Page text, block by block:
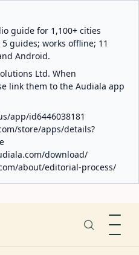
guide for 1,100+ cities
guides; works offline; 11
Android.
Ltd. When
link them to the Audiala app
app/id6446038181
store/apps/details?
download/
about/editorial-process/